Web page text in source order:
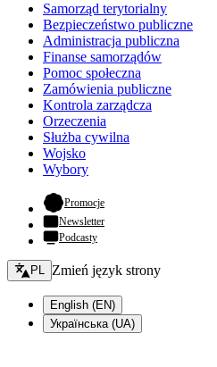
Samorząd terytorialny
Bezpieczeństwo publiczne
Administracja publiczna
Finanse samorządów
Pomoc społeczna
Zamówienia publiczne
Kontrola zarządcza
Orzeczenia
Służba cywilna
Wojsko
Wybory
Promocje- otwiera się w nowej karcie
Newsletter
Podcasty
Zmień język - bieżący:
PL Zmień język strony
English (EN)
Українська (UA)